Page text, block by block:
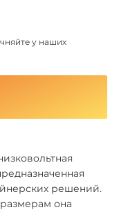
у наших
решений.
она